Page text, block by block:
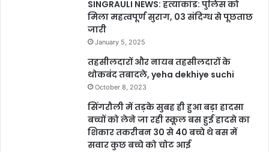
SINGRAULI NEWS: हत्याकांड: पुलिस को
मिला महत्वपूर्ण सुराग, 03 संदिग्ध से पूछताछ
जारी
January 5, 2025
तहसीलदारों और नायब तहसीलदारों के
थोकबंद तबादले, yeha dekhiye suchi
October 8, 2023
सिंगरौली में तड़के सुबह ही हुआ बड़ा हादसा
बच्चों को लेने जा रही स्कूल बस हुई हादसे का
शिकार तकरीबन 30 से 40 बच्चे थे बस में
सवार कुछ बच्चे को चोट आई